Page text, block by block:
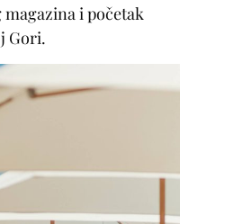
i početak
Gori.